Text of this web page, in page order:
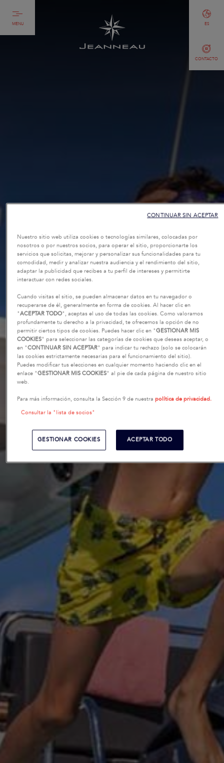
MENU
CONTACTO
ES
Nuestro sitio web utiliza cookies o tecnologías similares, colocadas por
nosotros o por nuestros socios, para operar el sitio, proporcionarte los
servicios que solicitas, mejorar y personalizar sus funcionalidades para tu
comodidad, medir y analizar nuestra audiencia y el rendimiento del sitio,
adaptar la publicidad que recibes a tu perfil de intereses y permitirte
interactuar con redes sociales.
Cuando visitas el sitio, se pueden almacenar datos en tu navegador o
recuperarse de él, generalmente en forma de cookies. Al hacer clic en
"ACEPTAR TODO", aceptas el uso de todas las cookies. Como valoramos
profundamente tu derecho a la privacidad, te ofrecemos la opción de no
permitir ciertos tipos de cookies. Puedes hacer clic en "GESTIONAR MIS
COOKIES" para seleccionar las categorías de cookies que deseas aceptar, o
en "CONTINUAR SIN ACEPTAR" para indicar tu rechazo (solo se colocarán
las cookies estrictamente necesarias para el funcionamiento del sitio).
Puedes modificar tus elecciones en cualquier momento haciendo clic en el
enlace "GESTIONAR MIS COOKIES" al pie de cada página de nuestro sitio
web.
Para más información, consulta la Sección 9 de nuestra política de privacidad.
Consultar la "lista de socios"
GESTIONAR COOKIES ACEPTAR TODO
CONTINUAR SIN ACEPTAR